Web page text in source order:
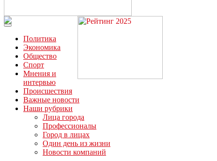
Читайте последние новости дня в Тульской области на сайте
“ЗаНовомосковск”
Политика
Экономика
Общество
Спорт
Мнения и
интервью
Происшествия
Важные новости
Наши рубрики
Лица города
Профессионалы
Город в лицах
Один день из жизни
Новости компаний